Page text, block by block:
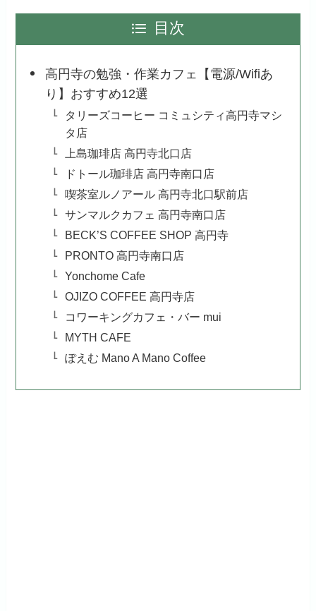
目次
高円寺の勉強・作業カフェ【電源/Wifiあ
り】おすすめ12選
タリーズコーヒー コミュシティ高円寺マシ
タ店
上島珈琲店 高円寺北口店
ドトール珈琲店 高円寺南口店
喫茶室ルノアール 高円寺北口駅前店
サンマルクカフェ 高円寺南口店
BECK’S COFFEE SHOP 高円寺
PRONTO 高円寺南口店
Yonchome Cafe
OJIZO COFFEE 高円寺店
コワーキングカフェ・バー mui
MYTH CAFE
ぽえむ Mano A Mano Coffee